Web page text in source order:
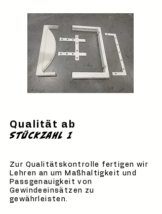
Qualität ab
Stückzahl 1
Zur Qualitätskontrolle fertigen wir
Lehren an um Maßhaltigkeit und
Passgenauigkeit von
Gewindeeinsätzen zu
gewährleisten.